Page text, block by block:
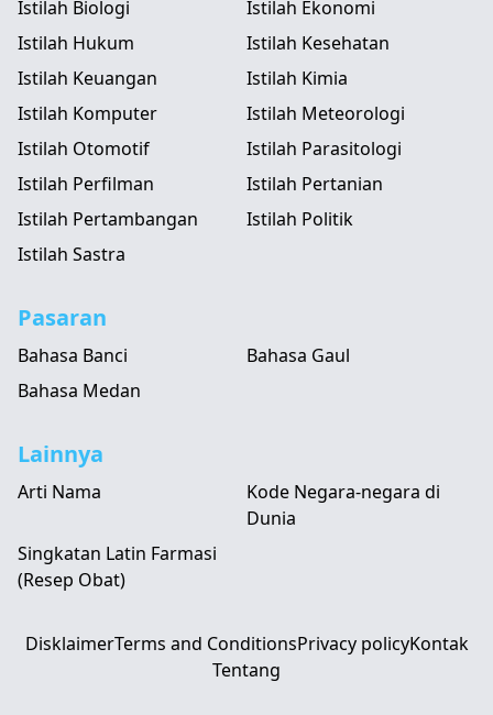
Istilah Biologi
Istilah Ekonomi
Istilah Hukum
Istilah Kesehatan
Istilah Keuangan
Istilah Kimia
Istilah Komputer
Istilah Meteorologi
Istilah Otomotif
Istilah Parasitologi
Istilah Perfilman
Istilah Pertanian
Istilah Pertambangan
Istilah Politik
Istilah Sastra
Pasaran
Bahasa Banci
Bahasa Gaul
Bahasa Medan
Lainnya
Arti Nama
Kode Negara-negara di
Dunia
Singkatan Latin Farmasi
(Resep Obat)
DisklaimerTerms and ConditionsPrivacy policyKontak
Tentang